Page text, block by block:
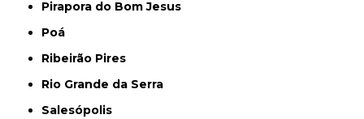
Pirapora do Bom Jesus
Poá
Ribeirão Pires
Rio Grande da Serra
Salesópolis